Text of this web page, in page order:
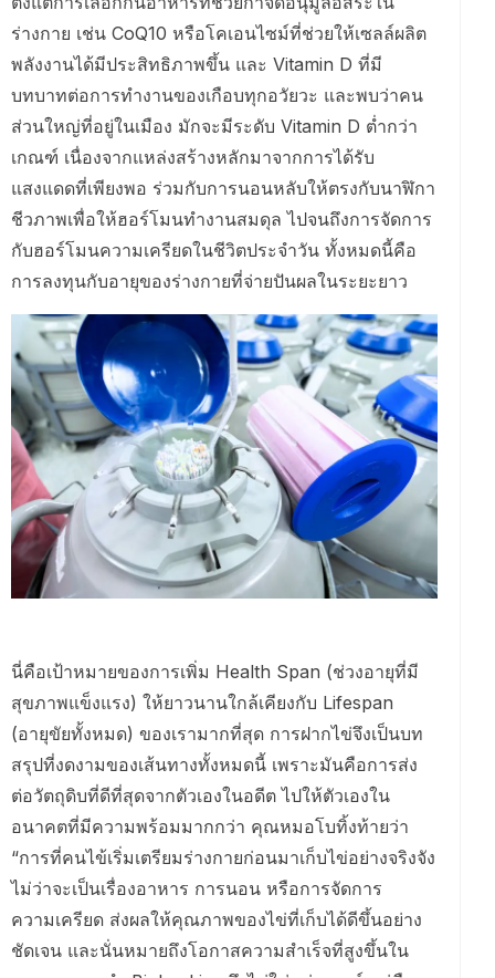
ร่างกาย เช่น CoQ10 หรือโคเอนไซม์ที่ช่วยให้เซลล์ผลิต
พลังงานได้มีประสิทธิภาพขึ้น และ Vitamin D ที่มี
บทบาทต่อการทำงานของเกือบทุกอวัยวะ และพบว่าคน
ส่วนใหญ่ที่อยู่ในเมือง มักจะมีระดับ Vitamin D ต่ำกว่า
เกณฑ์ เนื่องจากแหล่งสร้างหลักมาจากการได้รับ
แสงแดดที่เพียงพอ ร่วมกับการนอนหลับให้ตรงกับนาฬิกา
ชีวภาพเพื่อให้ฮอร์โมนทำงานสมดุล ไปจนถึงการจัดการ
กับฮอร์โมนความเครียดในชีวิตประจำวัน ทั้งหมดนี้คือ
การลงทุนกับอายุของร่างกายที่จ่ายปันผลในระยะยาว
นี่คือเป้าหมายของการเพิ่ม Health Span (ช่วงอายุที่มี
สุขภาพแข็งแรง) ให้ยาวนานใกล้เคียงกับ Lifespan
(อายุขัยทั้งหมด) ของเรามากที่สุด การฝากไข่จึงเป็นบท
สรุปที่งดงามของเส้นทางทั้งหมดนี้ เพราะมันคือการส่ง
ต่อวัตถุดิบที่ดีที่สุดจากตัวเองในอดีต ไปให้ตัวเองใน
อนาคตที่มีความพร้อมมากกว่า คุณหมอโบทิ้งท้ายว่า
“การที่คนไข้เริ่มเตรียมร่างกายก่อนมาเก็บไข่อย่างจริงจัง
ไม่ว่าจะเป็นเรื่องอาหาร การนอน หรือการจัดการ
ความเครียด ส่งผลให้คุณภาพของไข่ที่เก็บได้ดีขึ้นอย่าง
ชัดเจน และนั่นหมายถึงโอกาสความสำเร็จที่สูงขึ้นใน